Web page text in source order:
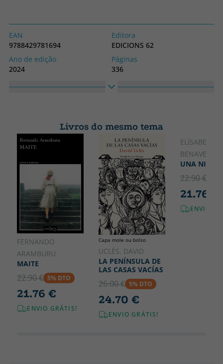
també alguns fets oblidats que van tenir el poble on va
créixer i recupera les seves amigues, les Moixes, que com
ella també viuen atrapades per certes circumstàncies
personals i laborals, la seva vida fa un tomb radical. Com
l'àvia, ella també haurà de lluitar per tirar endavant. Una
novel·la femenina amb una bona història, personatges de
carn i ossos, i un escenari ben atractiu: la Mallorca rural de
EAN
9788429781694
Editora
EDICIONS 62
Ano de edição
2024
Páginas
336
Idioma
150
Livros do mesmo tema
FERNANDO
ARAMBURU
MAITE
22.90 € 5% DTO
21.76 €
ENVIO GRÁTIS!
Capa mole ou bolso
UCLÉS, DAVID
LA PENÍNSULA DE
LAS CASAS VACÍAS
26.00 € 5% DTO
24.70 €
ENVIO GRÁTIS!
ELÍSABET
BENAVENT
UNA NIÑA
22.90 €
21.76 €
ENVIO